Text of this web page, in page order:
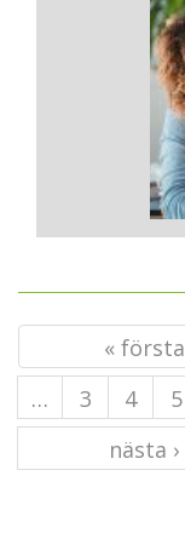
« första
…
3 4 5
nästa ›